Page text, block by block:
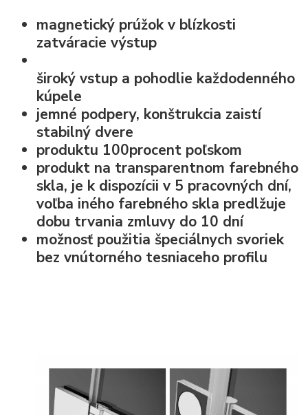
magnetický prúžok v blízkosti
zatváracie výstup
široký vstup a pohodlie každodenného
kúpele
jemné podpery, konštrukcia zaistí
stabilný dvere
produktu 100procent poľskom
produkt na transparentnom farebného
skla, je k dispozícii v 5 pracovných dní,
voľba iného farebného skla predlžuje
dobu trvania zmluvy do 10 dní
možnosť použitia špeciálnych svoriek
bez vnútorného tesniaceho profilu